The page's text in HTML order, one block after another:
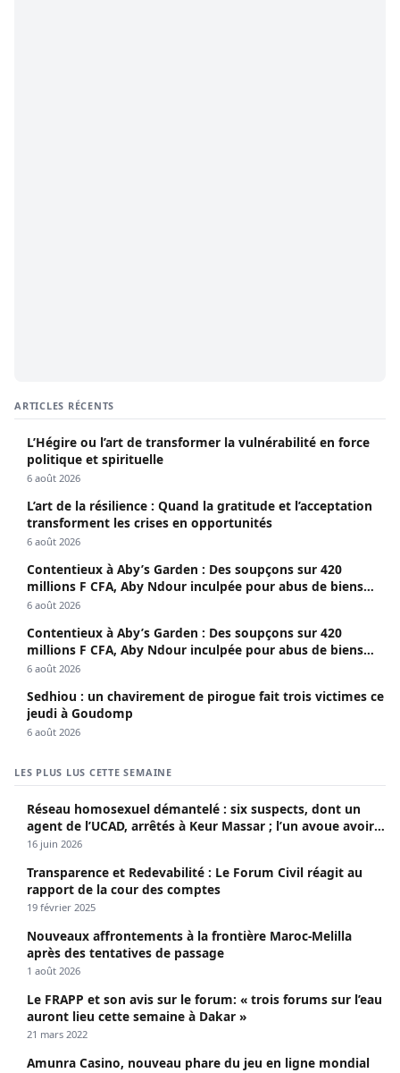
ARTICLES RÉCENTS
L’Hégire ou l’art de transformer la vulnérabilité en force
politique et spirituelle
6 août 2026
L’art de la résilience : Quand la gratitude et l’acceptation
transforment les crises en opportunités
6 août 2026
Contentieux à Aby’s Garden : Des soupçons sur 420
millions F CFA, Aby Ndour inculpée pour abus de biens
sociaux
6 août 2026
Contentieux à Aby’s Garden : Des soupçons sur 420
millions F CFA, Aby Ndour inculpée pour abus de biens
sociaux
6 août 2026
Sedhiou : un chavirement de pirogue fait trois victimes ce
jeudi à Goudomp
6 août 2026
LES PLUS LUS CETTE SEMAINE
Réseau homosexuel démantelé : six suspects, dont un
agent de l’UCAD, arrêtés à Keur Massar ; l’un avoue avoir
propagé le VIH depuis 2018
16 juin 2026
Transparence et Redevabilité : Le Forum Civil réagit au
rapport de la cour des comptes
19 février 2025
Nouveaux affrontements à la frontière Maroc-Melilla
après des tentatives de passage
1 août 2026
Le FRAPP et son avis sur le forum: « trois forums sur l’eau
auront lieu cette semaine à Dakar »
21 mars 2022
Amunra Casino, nouveau phare du jeu en ligne mondial